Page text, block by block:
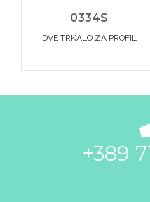
0334S
DVE TRKALO ZA PROFIL
+389